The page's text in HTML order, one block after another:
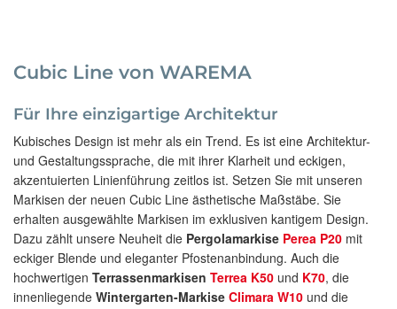
Cubic Line von WAREMA
Für Ihre einzigartige Architektur
Kubisches Design ist mehr als ein Trend. Es ist eine Architektur-
und Gestaltungssprache, die mit ihrer Klarheit und eckigen,
akzentuierten Linienführung zeitlos ist. Setzen Sie mit unseren
Markisen der neuen Cubic Line ästhetische Maßstäbe. Sie
erhalten ausgewählte Markisen im exklusiven kantigem Design.
Dazu zählt unsere Neuheit die Pergolamarkise Perea P20 mit
eckiger Blende und eleganter Pfostenanbindung. Auch die
hochwertigen Terrassenmarkisen Terrea K50 und K70, die
innenliegende Wintergarten-Markise Climara W10 und die